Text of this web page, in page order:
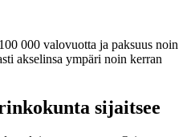
000 valovuotta ja paksuus noin
akselinsa ympäri noin kerran
sijaitsee